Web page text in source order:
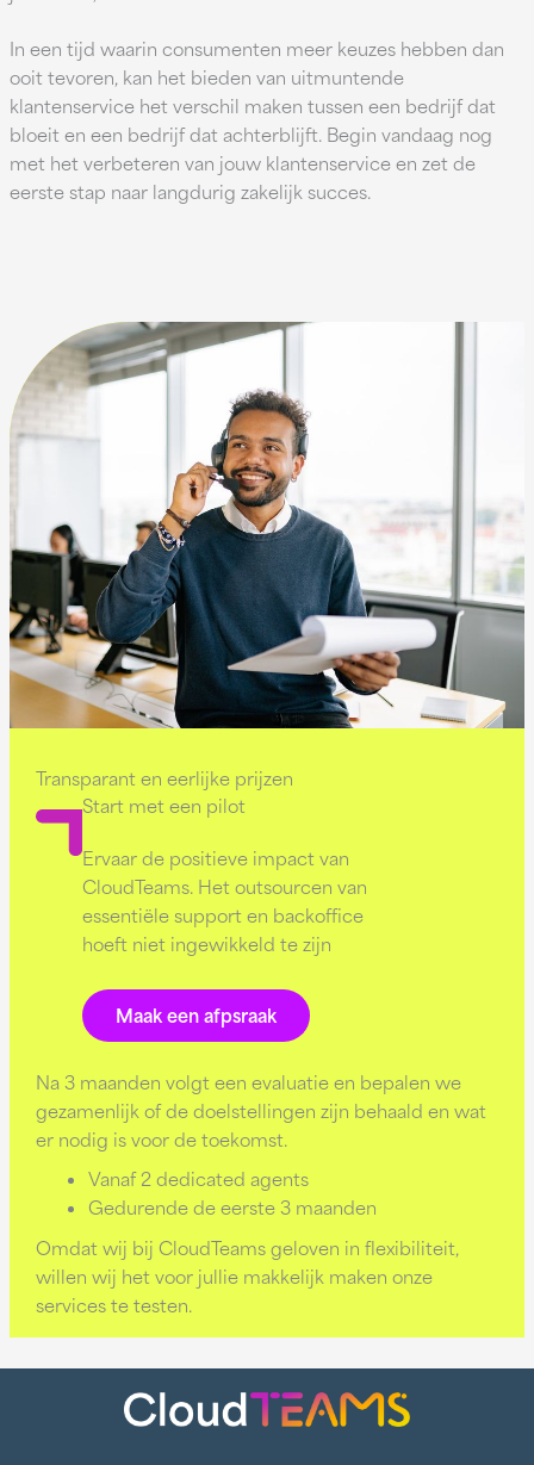
In een tijd waarin consumenten meer keuzes hebben dan
ooit tevoren, kan het bieden van uitmuntende
klantenservice het verschil maken tussen een bedrijf dat
bloeit en een bedrijf dat achterblijft. Begin vandaag nog
met het verbeteren van jouw klantenservice en zet de
eerste stap naar langdurig zakelijk succes.
Transparant en eerlijke prijzen
Start met een pilot
Ervaar de positieve impact van
CloudTeams. Het outsourcen van
essentiële support en backoffice
hoeft niet ingewikkeld te zijn
Maak een afpsraak
Na 3 maanden volgt een evaluatie en bepalen we
gezamenlijk of de doelstellingen zijn behaald en wat
er nodig is voor de toekomst.
Vanaf 2 dedicated agents
Gedurende de eerste 3 maanden
Omdat wij bij CloudTeams geloven in flexibiliteit,
willen wij het voor jullie makkelijk maken onze
services te testen.